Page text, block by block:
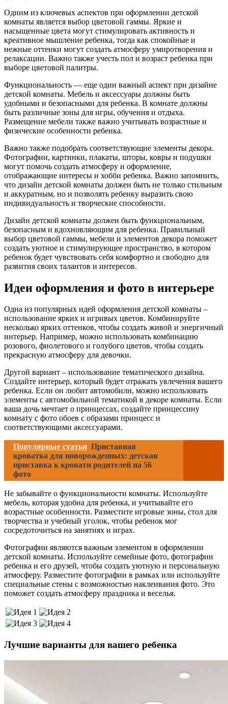
Одним из ключевых аспектов при оформлении детской
комнаты является выбор цветовой гаммы. Яркие и
насыщенные цвета могут стимулировать активность и
креативное мышление ребенка, тогда как спокойные и
нежные оттенки могут создать атмосферу умиротворения и
релаксации. Важно также учесть пол и возраст ребенка при
выборе цветовой палитры.
Функциональность — еще один важный аспект при дизайне
детской комнаты. Мебель и аксессуары должны быть
удобными и безопасными для ребенка. В комнате должны
быть различные зоны для игры, обучения и отдыха.
Размещение мебели также важно учитывать возрастные и
физические особенности ребенка.
Важно также подобрать соответствующие элементы декора.
Фотографии, картинки, плакаты, шторы, ковры и подушки
могут помочь создать атмосферу и оформление,
отображающие интересы и хобби ребенка. Важно запомнить,
что дизайн детской комнаты должен быть не только стильным
и аккуратным, но и позволять ребенку выразить свою
индивидуальность и творческие способности.
Дизайн детской комнаты должен быть функциональным,
безопасным и вдохновляющим для ребенка. Правильный
выбор цветовой гаммы, мебели и элементов декора поможет
создать уютное и стимулирующее пространство, в котором
ребенок будет чувствовать себя комфортно и свободно для
развития своих талантов и интересов.
Идеи оформления и фото в интерьере
Одна из популярных идей оформления детской комнаты –
использование ярких и игривых цветов. Комбинируйте
несколько ярких оттенков, чтобы создать живой и энергичный
интерьер. Например, можно использовать комбинацию
розового, фиолетового и голубого цветов, чтобы создать
прекрасную атмосферу для девочки.
Другой вариант – использование тематического дизайна.
Создайте интерьер, который будет отражать увлечения вашего
ребенка. Если он любит автомобили, можно использовать
элементы с автомобильной тематикой в декоре комнаты. Если
ваша дочь мечтает о принцессах, создайте принцессину
комнату с фото обоев с образами принцесс и
соответствующими аксессуарами.
Популярные статьи Приставная
кроватка для новорожденных: детская
приставка к кровати родителей на 56
фото
Не забывайте о функциональности комнаты. Используйте
мебель, которая удобна для ребенка, и учитывайте его
возрастные особенности. Разместите игровые зоны, стол для
творчества и учебный уголок, чтобы ребенок мог
сосредоточиться на занятиях и играх.
Фотографии являются важным элементом в оформлении
детской комнаты. Используйте семейные фото, фотографии
ребенка и его друзей, чтобы создать уютную и персональную
атмосферу. Разместите фотографии в рамках или используйте
специальные стены с возможностью наклеивания фото. Это
поможет создать атмосферу праздника и веселья.
Лучшие варианты для вашего ребенка